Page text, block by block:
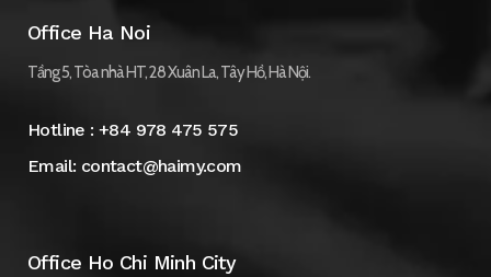
Office Ha Noi
Tầng 5, Tòa nhà HT, 28 Xuân La, Tây Hồ, Hà Nội.
Hotline :+84 978 475 575
Email: contact@haimy.com
Office Ho Chi Minh City